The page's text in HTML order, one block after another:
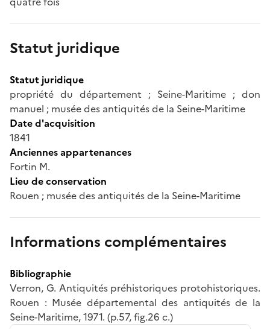
Statut juridique
Statut juridique
propriété du département ; Seine-Maritime ; don
manuel ; musée des antiquités de la Seine-Maritime
Date d'acquisition
1841
Anciennes appartenances
Fortin M.
Lieu de conservation
Rouen ; musée des antiquités de la Seine-Maritime
Informations complémentaires
Bibliographie
Verron, G. Antiquités préhistoriques protohistoriques.
Rouen : Musée départemental des antiquités de la
Seine-Maritime, 1971. (p.57, fig.26 c.)